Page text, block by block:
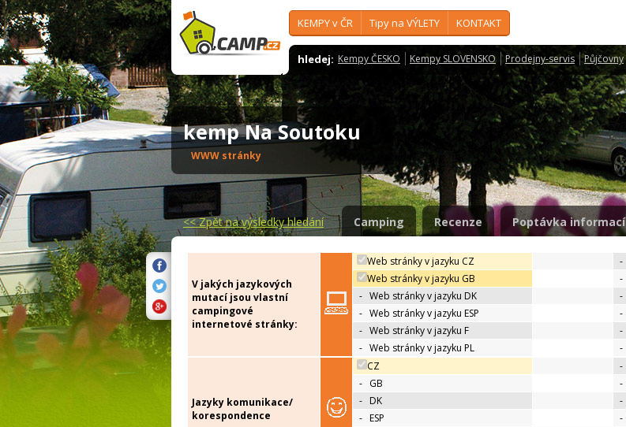
KEMPY v ČR Tipy na VÝLETY KONTAKT
hledej: Kempy ČESKO Kempy SLOVENSKO Prodejny-servis Půjčovny
kemp Na Soutoku
WWW stránky
<<Zpět na výsledky hledání Camping Recenze Poptávka informací
V jakých jazykových
mutací jsou vlastní
campingové
internetové stránky:
Web stránky v jazyku CZ -
Web stránky v jazyku GB
-
- Web stránky v jazyku DK -
- Web stránky v jazyku ESP -
- Web stránky v jazyku F -
- Web stránky v jazyku PL -
Jazyky komunikace/
korespondence
CZ -
- GB -
- DK -
- ESP -